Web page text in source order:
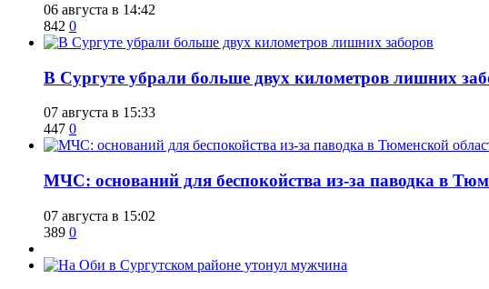
06 августа в 14:42
842 0
​В Сургуте убрали больше двух километров лишних
07 августа в 15:33
447 0
​МЧС: оснований для беспокойства из-за паводка в
07 августа в 15:02
389 0